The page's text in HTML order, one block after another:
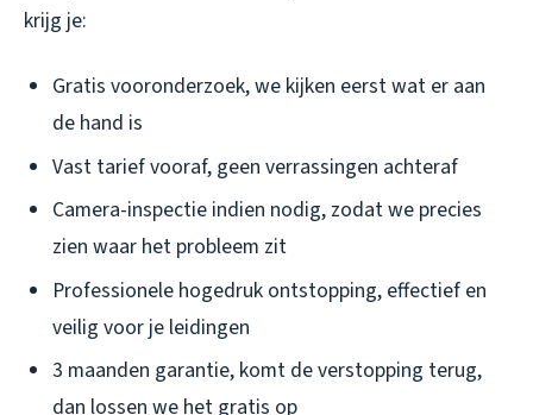
krijg je:
Gratis vooronderzoek, we kijken eerst wat er aan
de hand is
Vast tarief vooraf, geen verrassingen achteraf
Camera-inspectie indien nodig, zodat we precies
zien waar het probleem zit
Professionele hogedruk ontstopping, effectief en
veilig voor je leidingen
3 maanden garantie, komt de verstopping terug,
dan lossen we het gratis op